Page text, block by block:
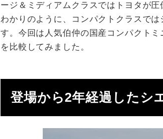
ージ＆ミディアムクラスではトヨタが
わかりのように、コンパクトクラスで
す。今回は人気伯仲の国産コンパクト
を比較してみました。
登場から2年経過したシ